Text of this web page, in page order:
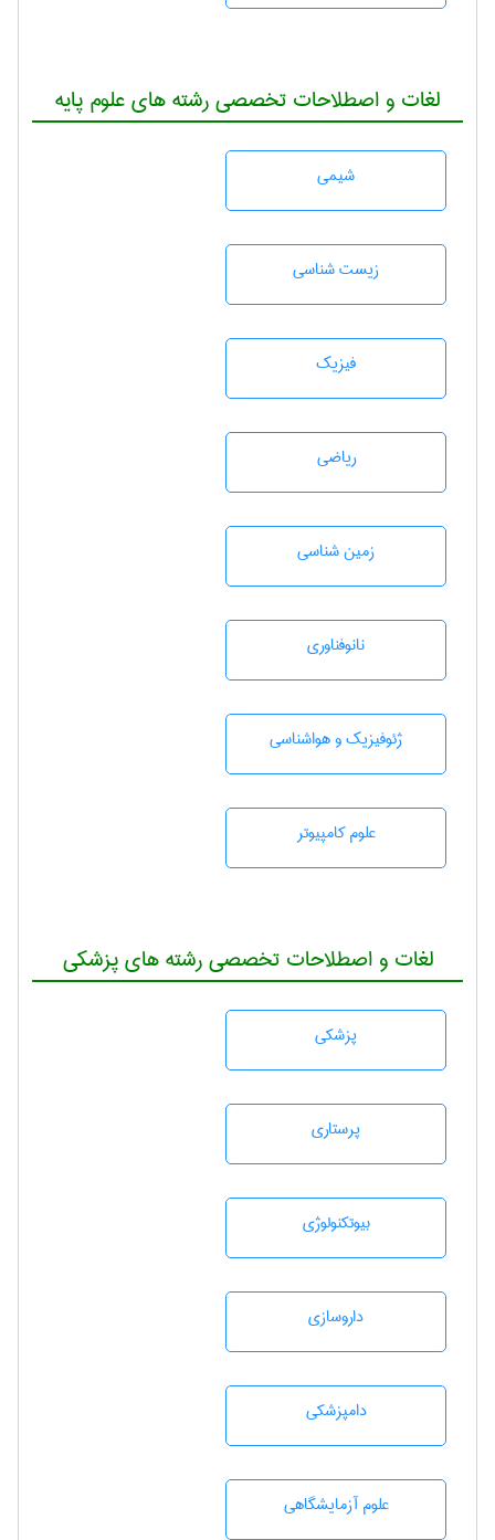
لغات و اصطلاحات تخصصی رشته های علوم پایه
شيمی
زيست شناسی
فیزیک
رياضی
زمين شناسی
نانوفناوری
ژئوفيزيك و هواشناسی
علوم کامپیوتر
لغات و اصطلاحات تخصصی رشته های پزشکی
پزشكی
پرستاری
بيوتكنولوژی
داروسازی
دامپزشكی
علوم آزمايشگاهی